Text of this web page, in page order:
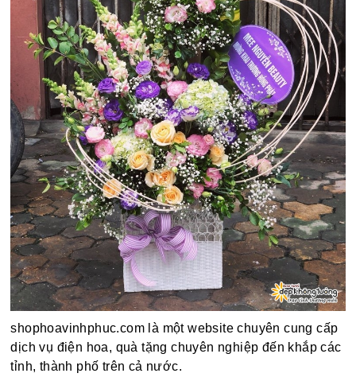
shophoavinhphuc.com là một website chuyên cung cấp
dịch vụ điện hoa, quà tặng chuyên nghiệp đến khắp các
tỉnh, thành phố trên cả nước.